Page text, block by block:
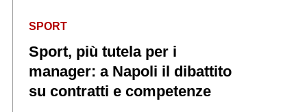
SPORT
Sport, più tutela per i
manager: a Napoli il dibattito
su contratti e competenze